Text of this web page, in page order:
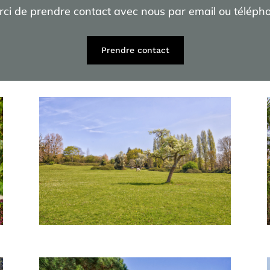
de prendre contact avec nous par email ou
Prendre contact